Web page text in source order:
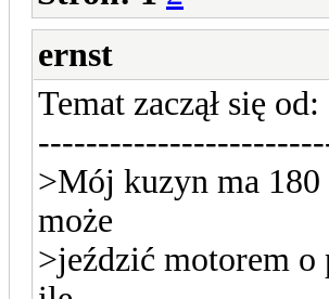
ernst
Temat zaczął się od:
>Mój kuzyn ma 180
może
>jeździć motorem o